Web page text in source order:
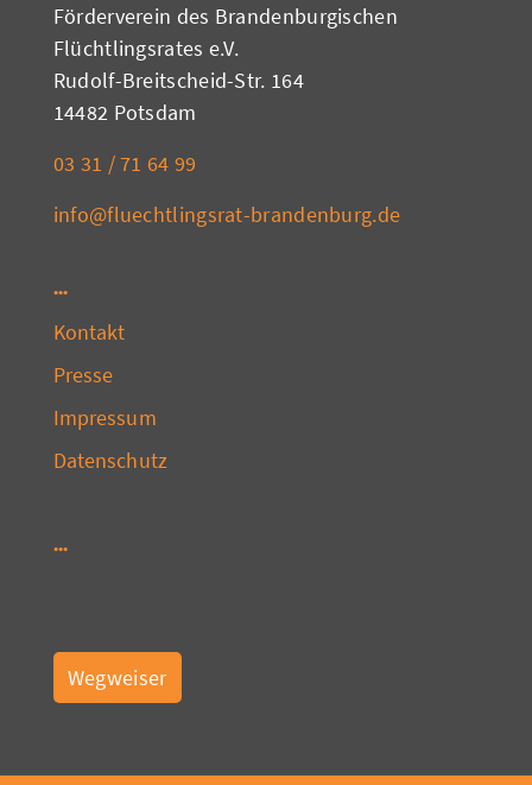
Förderverein des Brandenburgischen
Flüchtlingsrates e.V.
Rudolf-Breitscheid-Str. 164
14482 Potsdam
03 31 / 71 64 99
info@fluechtlingsrat-brandenburg.de
Kontakt
Presse
Impressum
Datenschutz
Wegweiser